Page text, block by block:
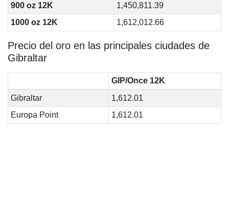
900 oz 12K
1,450,811.39
1000 oz 12K
1,612,012.66
Precio del oro en las principales ciudades de
Gibraltar
GIP/Once 12K
Gibraltar
1,612.01
Europa Point
1,612.01